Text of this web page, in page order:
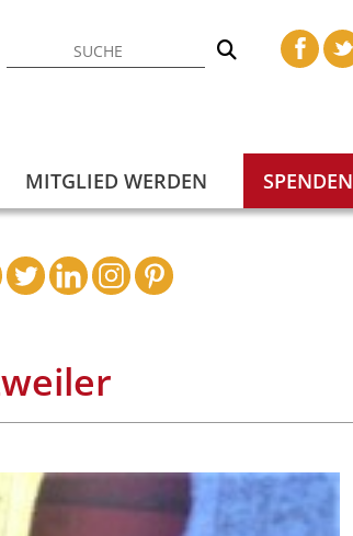
MITGLIED WERDEN SPENDEN